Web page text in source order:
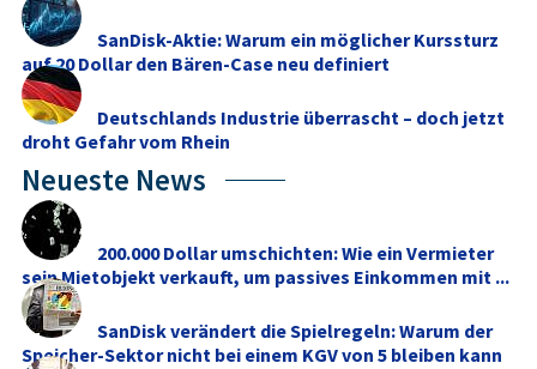
SanDisk-Aktie: Warum ein möglicher Kurssturz
auf 20 Dollar den Bären-Case neu definiert
Deutschlands Industrie überrascht – doch jetzt
droht Gefahr vom Rhein
Neueste News
200.000 Dollar umschichten: Wie ein Vermieter
sein Mietobjekt verkauft, um passives Einkommen mit ...
SanDisk verändert die Spielregeln: Warum der
Speicher-Sektor nicht bei einem KGV von 5 bleiben kann